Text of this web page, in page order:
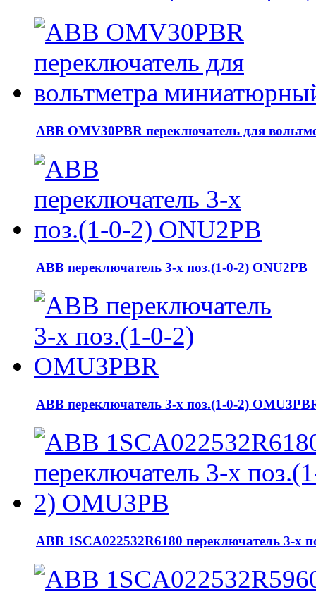
АВВ OMV30PBR переключатель для
АВВ переключатель 3-х поз.(1-0-2) ONU2PB
АВВ переключатель 3-х поз.(1-0-2)
АВВ 1SCA022532R6180 переключатель 3-х